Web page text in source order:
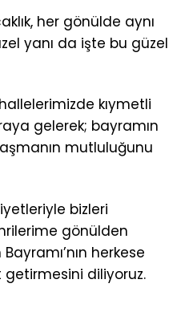
her gönülde aynı
yanı da işte bu güzel
kıymetli
gelerek; bayramın
mutluluğunu
bizleri
gönülden
herkese
getirmesini diliyoruz.